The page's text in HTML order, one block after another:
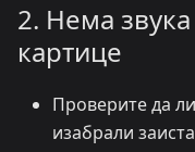
2. Нема звука
картице
Проверите да
изабрали